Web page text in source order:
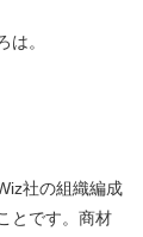
。
社の組織編成
とです。商材